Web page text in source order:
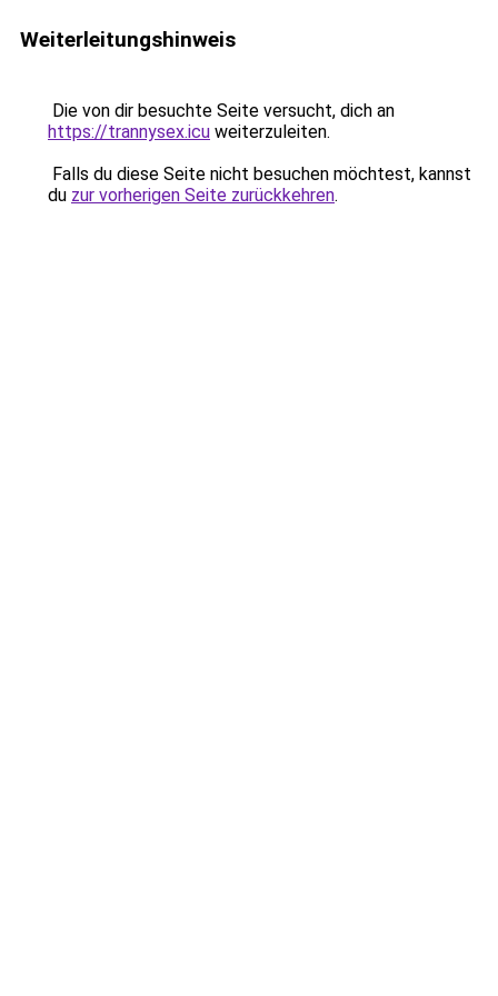
Weiterleitungshinweis
Die von dir besuchte Seite versucht, dich an
https://trannysex.icu weiterzuleiten.
Falls du diese Seite nicht besuchen möchtest, kannst
du zur vorherigen Seite zurückkehren.